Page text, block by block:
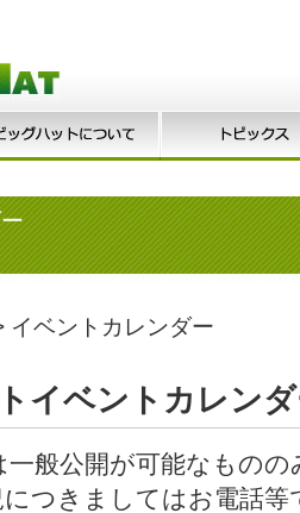
イベントカレンダー
イベントカレン
般公開が可能なものの
つきましてはお電話等